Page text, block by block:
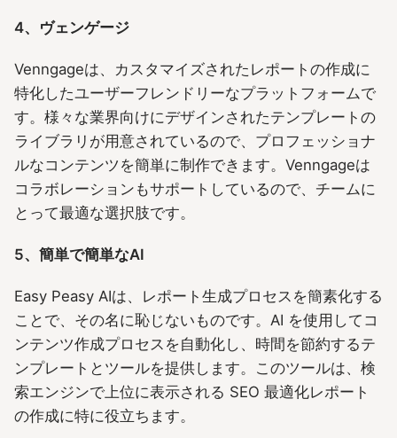
4、ヴェンゲージ
Venngageは、カスタマイズされたレポートの作成に
特化したユーザーフレンドリーなプラットフォームで
す。様々な業界向けにデザインされたテンプレートの
ライブラリが用意されているので、プロフェッショナ
ルなコンテンツを簡単に制作できます。Venngageは
コラボレーションもサポートしているので、チームに
とって最適な選択肢です。
5、簡単で簡単なAI
Easy Peasy AIは、レポート生成プロセスを簡素化する
ことで、その名に恥じないものです。AI を使用してコ
ンテンツ作成プロセスを自動化し、時間を節約するテ
ンプレートとツールを提供します。このツールは、検
索エンジンで上位に表示される SEO 最適化レポート
の作成に特に役立ちます。